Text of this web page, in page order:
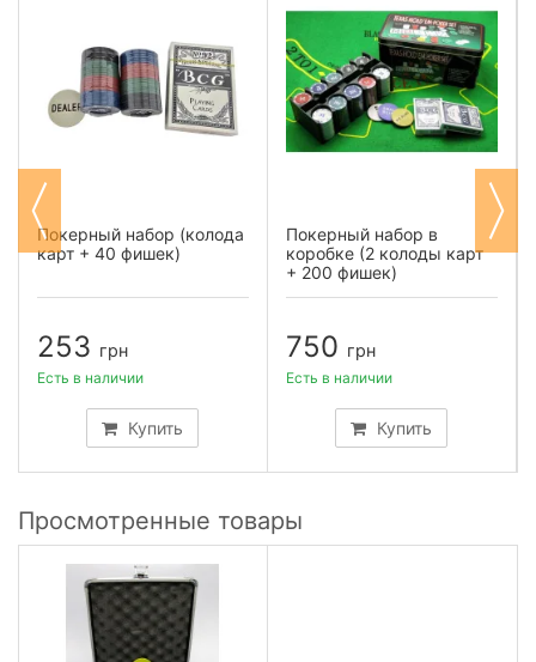
Покерный набор (колода
карт + 40 фишек)
253 грн
Купить
Есть в наличии
Покерный набор в
коробке (2 колоды карт
+ 200 фишек)
750 грн
Купить
Есть в наличии
Просмотренные товары